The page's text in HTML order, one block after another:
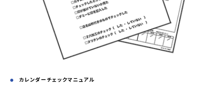
カレンダーチェックマニュアル